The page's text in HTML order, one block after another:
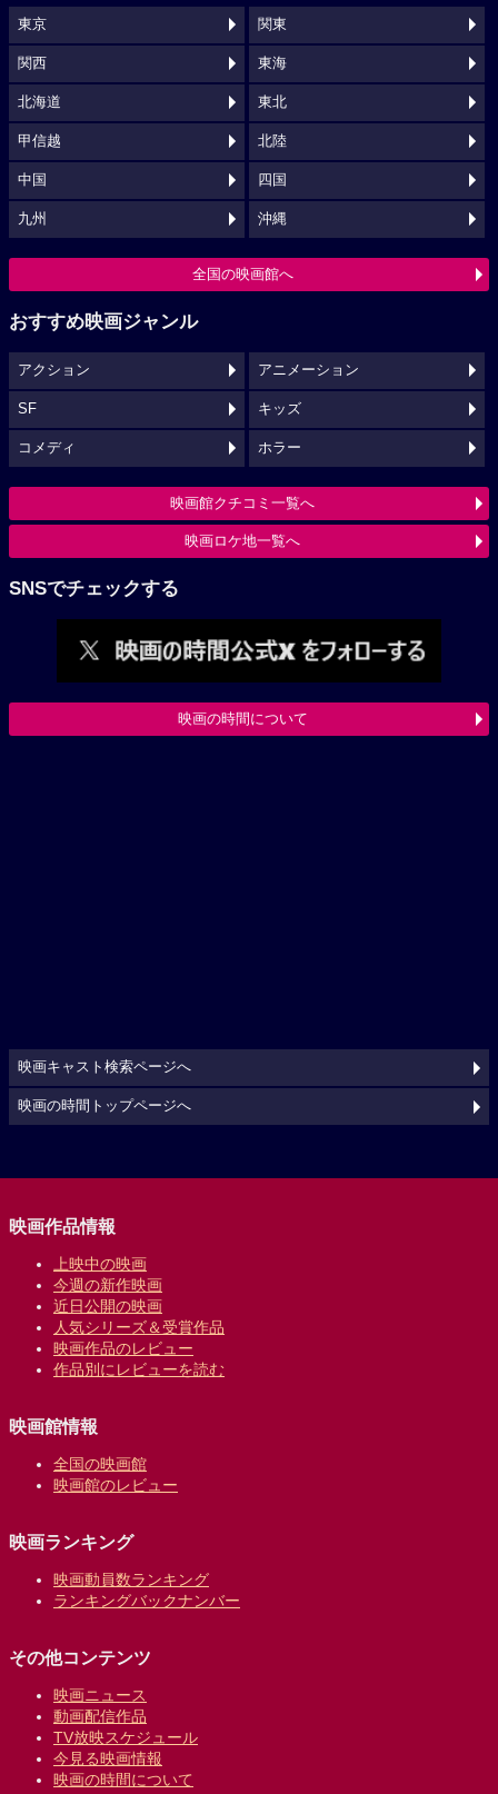
東京 関東
関西 東海
北海道 東北
甲信越 北陸
中国 四国
九州 沖縄
全国の映画館へ
おすすめ映画ジャンル
アクション アニメーション
SF キッズ
コメディ ホラー
映画館クチコミ一覧へ
映画ロケ地一覧へ
SNSでチェックする
映画の時間について
映画キャスト検索ページへ
映画の時間トップページへ
映画作品情報
上映中の映画
今週の新作映画
近日公開の映画
人気シリーズ＆受賞作品
映画作品のレビュー
作品別にレビューを読む
映画館情報
全国の映画館
映画館のレビュー
映画ランキング
映画動員数ランキング
ランキングバックナンバー
その他コンテンツ
映画ニュース
動画配信作品
TV放映スケジュール
今見る映画情報
映画の時間について